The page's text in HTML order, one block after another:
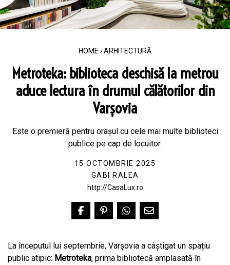
HOME ›ARHITECTURĂ
Metroteka: biblioteca deschisă la metrou
aduce lectura în drumul călătorilor din
Varșovia
Este o premieră pentru orașul cu cele mai multe biblioteci
publice pe cap de locuitor.
15 OCTOMBRIE 2025
GABI RALEA
http://CasaLux.ro
La începutul lui septembrie, Varșovia a câștigat un spațiu
public atipic: Metroteka, prima bibliotecă amplasată în